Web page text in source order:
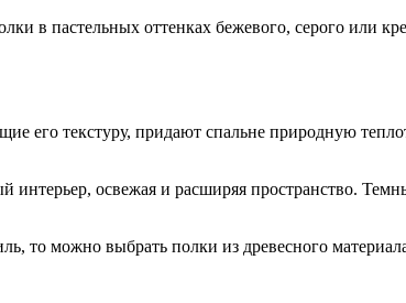
в пастельных оттенках бежевого, серого или
его текстуру, придают спальне природную
интерьер, освежая и расширяя пространство.
то можно выбрать полки из древесного